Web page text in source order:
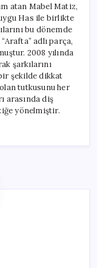
atan Mabel Matiz,
Has ile birlikte
bu dönemde
adlı parça,
2008 yılında
şarkılarını
bir şekilde dikkat
tutkusunu her
arasında diş
yönelmiştir.